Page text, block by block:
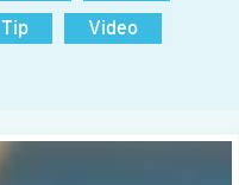
Tip
Video